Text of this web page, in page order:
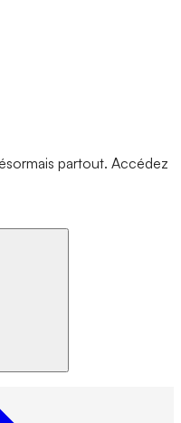
partout. Accédez